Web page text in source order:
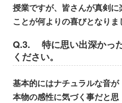
授業ですが、皆さんが真剣
ことが何よりの喜びとなりま
Q.3. 特に思い出深かっ
ください。
基本的にはナチュラルな音が
本物の感性に気づく事だと思